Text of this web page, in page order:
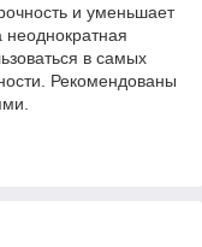
и уменьшает
в самых
Рекомендованы